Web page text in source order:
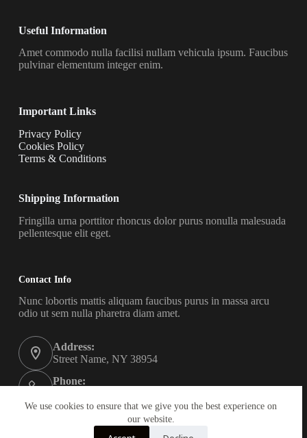
We use cookies to ensure that we give you the best experience on
our website.
Useful Information
Amet commodo nulla facilisi nullam vehicula ipsum. Faucibus
pulvinar elementum integer enim.
Important Links
Privacy Policy
Cookies Policy
Terms & Conditions
Shipping Information
Fringilla urna porttitor rhoncus dolor purus nonulla malesuada
pellentesque elit eget.
Contact Info
Nunc lobortis mattis aliquam faucibus purus in massa arcu
odio ut sem nulla pharetra diam amet.
Address:
Street Name, NY 38954
Phone:
contact@yourwebsite.com